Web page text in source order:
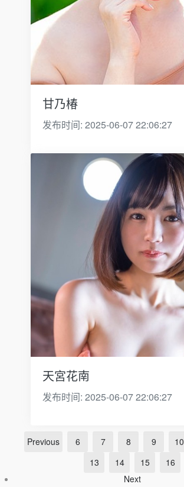
甘乃椿
发布时间: 2025-06-07 22:06:27
天宮花南
发布时间: 2025-06-07 22:06:27
Previous 6 7 8 9 10
13
14 15
16
Next